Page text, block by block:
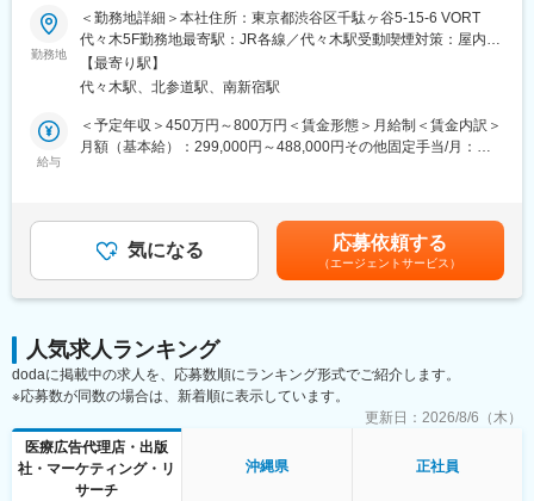
企画制作部は20名程度の部署になります。チーム体制で業務を行
っており、1チームにつき5～7名で構成さています。製薬企業か
ら転職してきた方が多くいらっしゃり、経験・知識豊富なスタッ
フが揃っています。
【キャリアパス】
ゆくゆくは販促資材の企画立案もお任せしたいと考えています。
【弊社の特徴】
■ライター所属数は業界1位：
制作物・クオリティには定評があります。未経験から育て上げる
文化もある一方で、プロ集団として日々サービスクオリティの向
上に努めています。
■グループ会社（医療系出版社）の創刊数も業界1位：
グループ会社であるメディカルレビュー社は業界内でトップの自
社創刊数を誇っており、そのグループ会社である同社はその創刊
数の多さを支えています。
医師専用Webサービス・アプリを運営する当社にて、「ヒポク
ラ」のUI/UXデザイナーをお任せします。
■業務内容：
医師という専門性の高いユーザーに向き合い、プロダクト・マー
ケティング・ブランディングまで横断的に関わることができま
す。PM・開発ディレクター・エンジニアと連携しながら、UI/UX
っていただきたいと考えています。
・HTMLメールや広告バナー・SNS画像などWEBマーケティング
に必要なデザイン
・学会で配るチラシやリーフレット・会員獲得のためのダイレク
■働き方
残業時間は10～20時間程とワークライフバランスを整えやすい環
勤務地
＜勤務地詳細＞本社住所：東京都渋谷区千駄ヶ谷5-15-6 VORT
代々木5F勤務地最寄駅：JR各線／代々木駅受動喫煙対策：屋内全
面禁煙変更の範囲：会社の定める事業所（リモートワーク含む）
【最寄り駅】
代々木駅、北参道駅、南新宿駅
給与
＜予定年収＞450万円～800万円＜賃金形態＞月給制＜賃金内訳＞
月額（基本給）：299,000円～488,000円その他固定手当/月：
残業手当＞有＜給与補足＞■上記「その他固定手当」：在宅勤務手
当賃金はあくまでも目安の金額であり、選考を通じて上下する可
能性があります。月給(月額)は固定手当を含めた表記です。
気になる 応募依頼する
（エージェントサービス）
人気求人ランキング
dodaに掲載中の求人を、応募数順にランキング形式でご紹介します。
※応募数が同数の場合は、新着順に表示しています。
更新日： 2026/8/6（木）
医療広告代理店・出版
社・マーケティング・リ
サーチ
沖縄県 正社員